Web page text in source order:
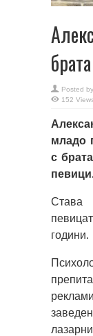
Posted
152
младо
с
Става
години.